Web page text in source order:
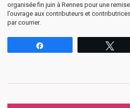
organisée fin juin à Rennes pour une
l’ouvrage aux contributeurs et
par courrier.